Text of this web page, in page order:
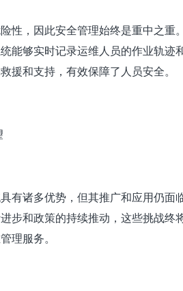
性，因此安全管理始终是重中之
能够实时记录运维人员的作业轨
援和支持，有效保障了人员安全。
有诸多优势，但其推广和应用仍
步和政策的持续推动，这些挑战
理服务。